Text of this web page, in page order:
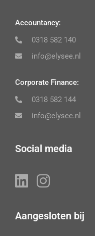
Accountancy:
0318 582 140
info@elysee.nl
Corporate Finance:
0318 582 144
info@elysee.nl
Social media
Aangesloten bij